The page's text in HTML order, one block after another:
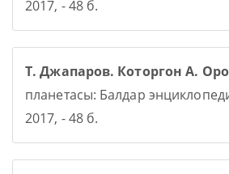
2017, - 48 б.
Т. Джапаров. Которгон А.
планетасы: Балдар
2017, - 48 б.